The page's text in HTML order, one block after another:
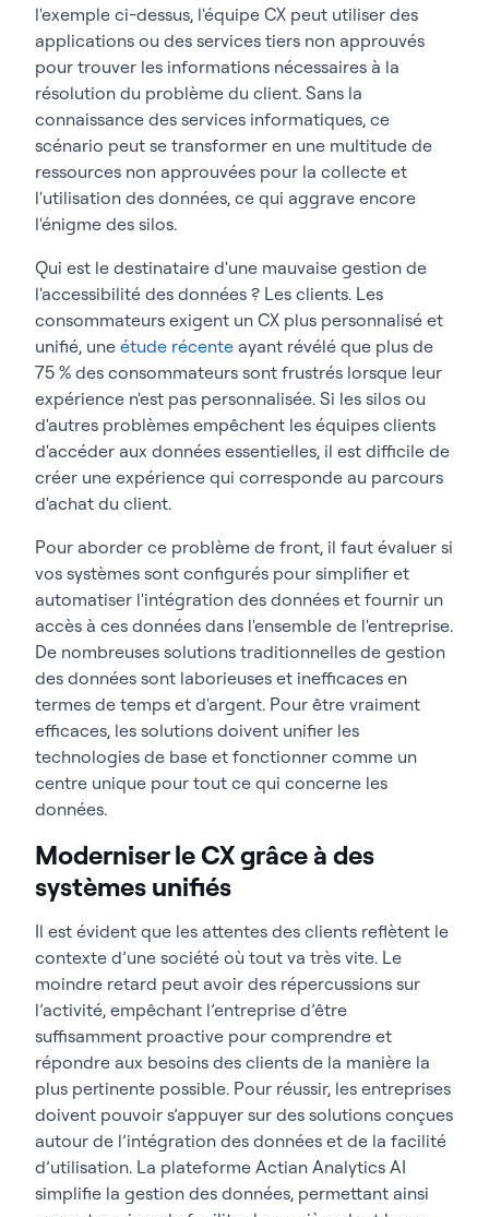
l'exemple ci-dessus, l'équipe CX peut utiliser des
applications ou des services tiers non approuvés
pour trouver les informations nécessaires à la
résolution du problème du client. Sans la
connaissance des services informatiques, ce
scénario peut se transformer en une multitude de
ressources non approuvées pour la collecte et
l'utilisation des données, ce qui aggrave encore
l'énigme des silos.
Qui est le destinataire d'une mauvaise gestion de
l'accessibilité des données ? Les clients. Les
consommateurs exigent un CX plus personnalisé et
unifié, une étude récente ayant révélé que plus de
75 % des consommateurs sont frustrés lorsque leur
expérience n'est pas personnalisée. Si les silos ou
d'autres problèmes empêchent les équipes clients
d'accéder aux données essentielles, il est difficile de
créer une expérience qui corresponde au parcours
d'achat du client.
Pour aborder ce problème de front, il faut évaluer si
vos systèmes sont configurés pour simplifier et
automatiser l'intégration des données et fournir un
accès à ces données dans l'ensemble de l'entreprise.
De nombreuses solutions traditionnelles de gestion
des données sont laborieuses et inefficaces en
termes de temps et d'argent. Pour être vraiment
efficaces, les solutions doivent unifier les
technologies de base et fonctionner comme un
centre unique pour tout ce qui concerne les
données.
Moderniser le CX grâce à des
systèmes unifiés
Il est évident que les attentes des clients reflètent le
contexte d’une société où tout va très vite. Le
moindre retard peut avoir des répercussions sur
l’activité, empêchant l’entreprise d’être
suffisamment proactive pour comprendre et
répondre aux besoins des clients de la manière la
plus pertinente possible. Pour réussir, les entreprises
doivent pouvoir s’appuyer sur des solutions conçues
autour de l’intégration des données et de la facilité
d’utilisation. La plateforme Actian Analytics AI
simplifie la gestion des données, permettant ainsi